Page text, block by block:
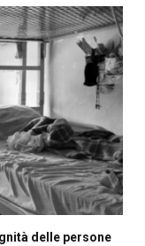
delle persone